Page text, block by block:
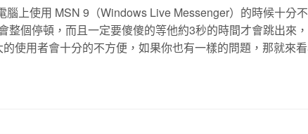
腦上使用 MSN 9（Windows Live Messenger）的時候十分
整個停頓，而且一定要傻傻的等他約3秒的時間才會跳出來
使用者會十分的不方便，如果你也有一樣的問題，那就來